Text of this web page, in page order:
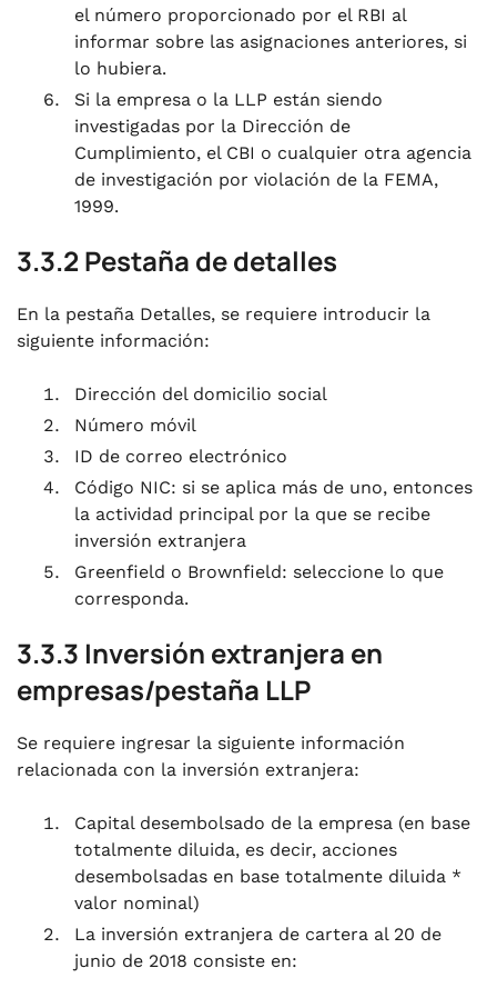
el número proporcionado por el RBI al
informar sobre las asignaciones anteriores, si
lo hubiera.
Si la empresa o la LLP están siendo
investigadas por la Dirección de
Cumplimiento, el CBI o cualquier otra agencia
de investigación por violación de la FEMA,
1999.
3.3.2 Pestaña de detalles
En la pestaña Detalles, se requiere introducir la
siguiente información:
Dirección del domicilio social
Número móvil
ID de correo electrónico
Código NIC: si se aplica más de uno, entonces
la actividad principal por la que se recibe
inversión extranjera
Greenfield o Brownfield: seleccione lo que
corresponda.
3.3.3 Inversión extranjera en
empresas/pestaña LLP
Se requiere ingresar la siguiente información
relacionada con la inversión extranjera:
Capital desembolsado de la empresa (en base
totalmente diluida, es decir, acciones
desembolsadas en base totalmente diluida *
valor nominal)
La inversión extranjera de cartera al 20 de
junio de 2018 consiste en: